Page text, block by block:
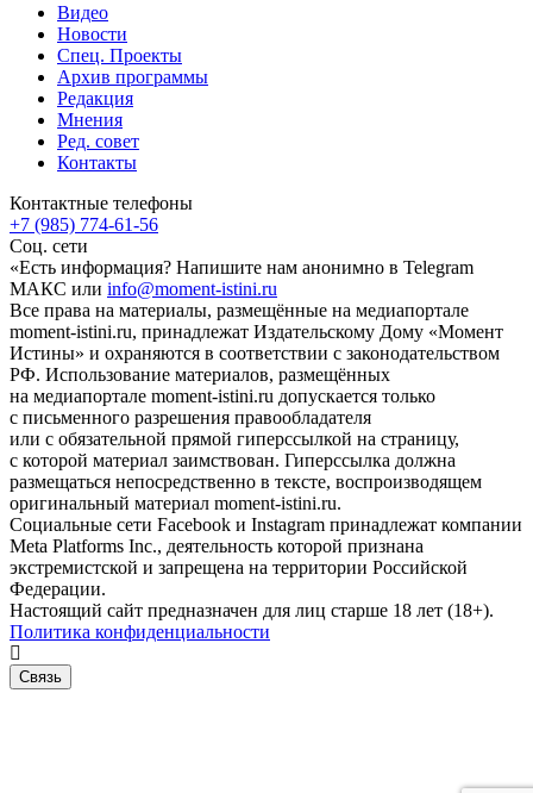
Видео
Новости
Спец. Проекты
Архив программы
Редакция
Мнения
Ред. совет
Контакты
Контактные телефоны
+7 (985) 774-61-56
Соц. сети
«Есть информация? Напишите нам анонимно в Telegram
МАКС или info@moment-istini.ru
Все права на материалы, размещённые на медиапортале
moment-istini.ru, принадлежат Издательскому Дому «Момент
Истины» и охраняются в соответствии с законодательством
РФ. Использование материалов, размещённых
на медиапортале moment-istini.ru допускается только
с письменного разрешения правообладателя
или с обязательной прямой гиперссылкой на страницу,
с которой материал заимствован. Гиперссылка должна
размещаться непосредственно в тексте, воспроизводящем
оригинальный материал moment-istini.ru.
Социальные сети Facebook и Instagram принадлежат компании
Meta Platforms Inc., деятельность которой признана
экстремистской и запрещена на территории Российской
Федерации.
Настоящий сайт предназначен для лиц старше 18 лет (18+).
Политика конфиденциальности
Связь